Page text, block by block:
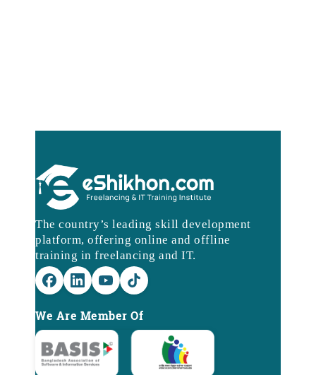
The country’s leading skill development
platform, offering online and offline
training in freelancing and IT.
We Are Member Of